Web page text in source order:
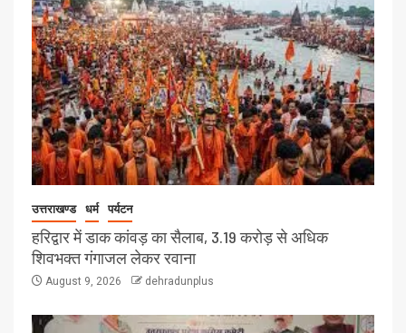
उत्तराखण्ड धर्म पर्यटन
हरिद्वार में डाक कांवड़ का सैलाब, 3.19 करोड़ से अधिक
शिवभक्त गंगाजल लेकर रवाना
August 9, 2026 dehradunplus